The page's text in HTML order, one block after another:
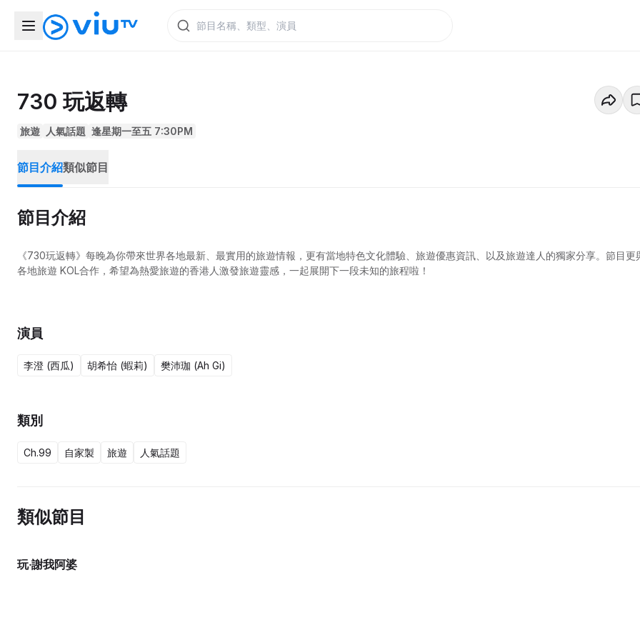
730 玩返轉
旅遊 人氣話題 逢星期一至五 7:30PM
節目介紹類似節目
節目介紹
《730玩返轉》每晚為你帶來世界各地最新、最實用的旅遊情報，更有當地特色文化體驗、旅遊優惠資訊、以及旅遊達人的獨家分享。節目更
各地旅遊 KOL合作，希望為熱愛旅遊的香港人激發旅遊靈感，一起展開下一段未知的旅程啦！
演員
李澄 (西瓜) 胡希怡 (蝦莉) 樊沛珈 (Ah Gi)
類別
Ch.99 自家製 旅遊 人氣話題
類似節目
玩‧謝我阿婆